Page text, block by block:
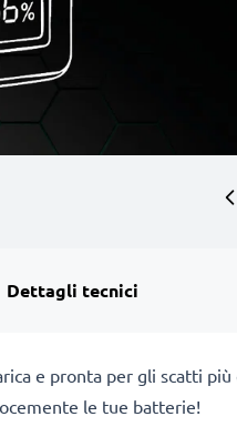
Dettagli tecnici
e pronta per gli scatti
le tue batterie!